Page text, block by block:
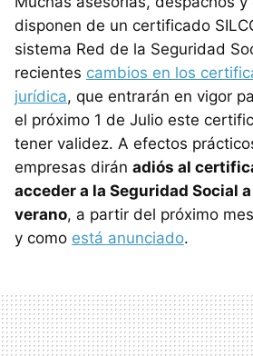
disponen de un certificado
sistema Red de la Seguridad
recientes cambios en los
jurídica, que entrarán en vigor
el próximo 1 de Julio este
tener validez. A efectos
empresas dirán adiós al
acceder a la Seguridad Social
verano, a partir del próximo
y como está anunciado.